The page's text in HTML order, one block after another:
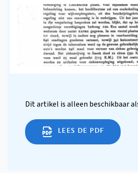
Dit artikel is alleen beschikbaar
LEES DE PDF